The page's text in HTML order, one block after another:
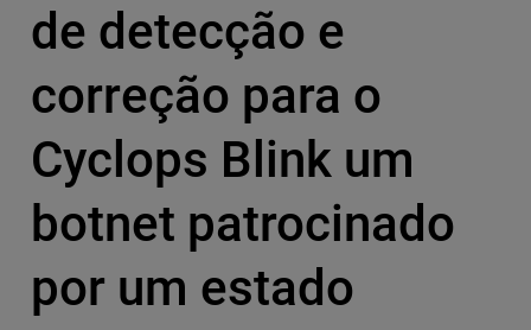
de detecção e
correção para o
Cyclops Blink um
botnet patrocinado
por um estado